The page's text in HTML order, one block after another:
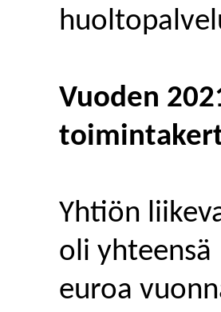
Vuoden
Yhtiön
oli yhteensä
euroa